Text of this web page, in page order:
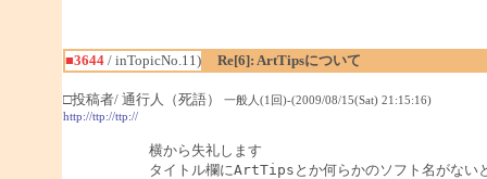
■3644/ inTopicNo.11) Re[6]: ArtTipsについて
□投稿者/ 通行人（死語）
一般人(1回)-(2009/08/15(Sat) 21:15:16)
http://ttp://ttp://
横から失礼します
タイトル欄にArtTipsとか何らかのソフト名がない